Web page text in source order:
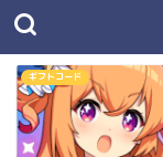
ギフトコード